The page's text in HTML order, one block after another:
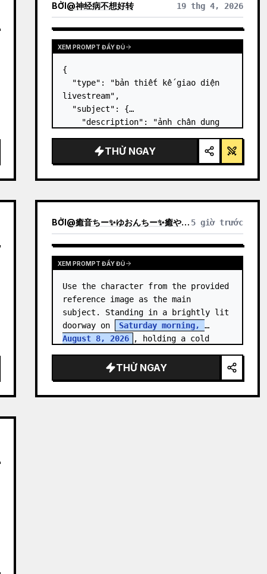
BỞI@神经病不想好转 19 thg 4, 2026
XEM PROMPT ĐẦY ĐỦ
{
  "type": "bản thiết kế giao diện
livestream",
  "subject": {
    "description": "ảnh chân dung
áo phông đen có in hình sơ đồ kỹ
thuật màu trắng",
THỬ NGAY
BỞI@癒音ちー✨ゆおんちー✨癒やし声ASMRとAI 5 giờ trước
XEM PROMPT ĐẦY ĐỦ
Use the character from the provided
reference image as the main
subject. Standing in a brightly lit
doorway on
Saturday morning,
August 8, 2026
, holding a cold
THỬ NGAY